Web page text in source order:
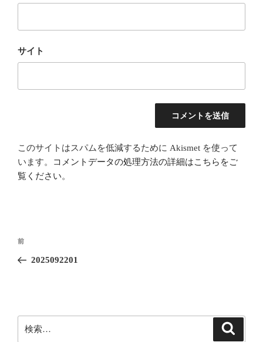
サイト
このサイトはスパムを低減するために Akismet を使って
います。
コメントデータの処理方法の詳細はこちらをご
覧ください。
投
ナ
ー
シ
前
の
前
2025092201
索: